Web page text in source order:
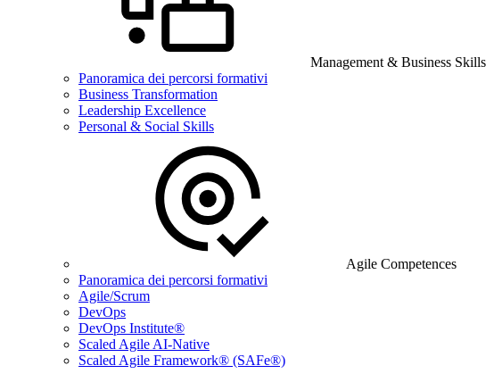
Management & Business Skills
Panoramica dei percorsi formativi
Business Transformation
Leadership Excellence
Personal & Social Skills
Agile Competences
Panoramica dei percorsi formativi
Agile/Scrum
DevOps
DevOps Institute®
Scaled Agile AI-Native
Scaled Agile Framework® (SAFe®)